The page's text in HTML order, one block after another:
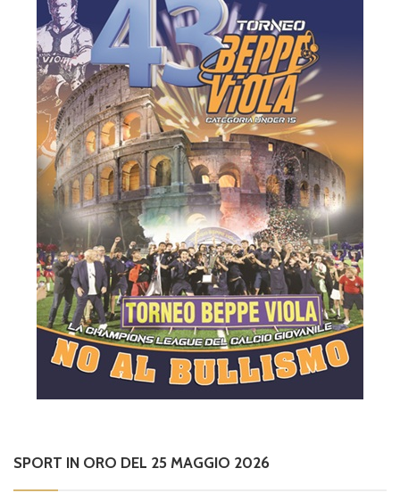
SPORT IN ORO DEL 25 MAGGIO 2026